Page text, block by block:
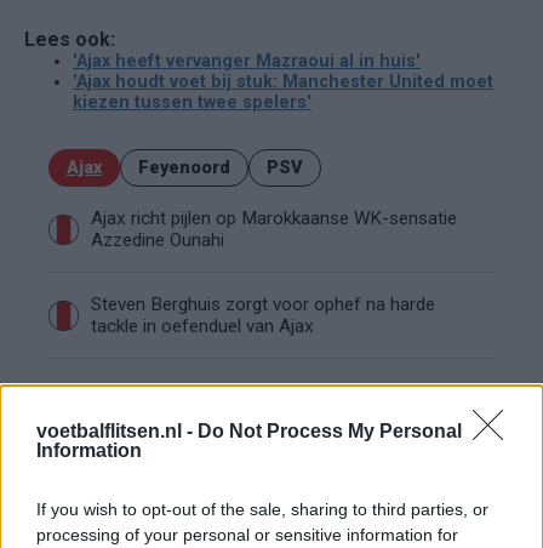
voetbalflitsen.nl - Do Not Process My Personal
Information
If you wish to opt-out of the sale, sharing to third parties, or
processing of your personal or sensitive information for
Lees ook:
'Ajax heeft vervanger Mazraoui al in huis'
'Ajax houdt voet bij stuk: Manchester United moet
kiezen tussen twee spelers'
Ajax Feyenoord PSV
Ajax richt pijlen op Marokkaanse WK-sensatie
Azzedine Ounahi
Steven Berghuis zorgt voor ophef na harde
tackle in oefenduel van Ajax
Dit houdt de transfer van Marc-André ter Stegen
plan van Ajax